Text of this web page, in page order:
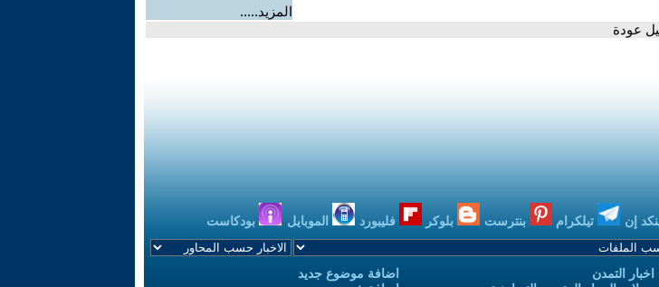
المزيد.....
عودة
إن تيلكرام بنترست بلوكر فليبورد الموبايل بودكاست
اخبار التمدن
اضافة موضوع جديد